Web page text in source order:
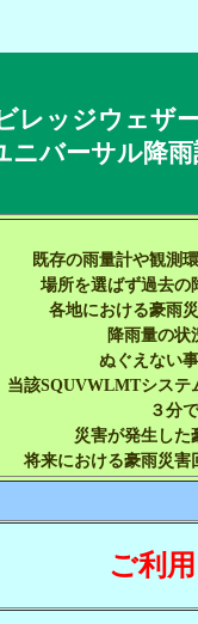
レッジウェザ
ニバーサル降
既存の雨量計や観測
場所を選ばず過去の
各地における豪雨
降雨量の状
ぬぐえない
当該SQUVWLMTシステ
３分
災害が発生した
将来における豪雨災害
ご利